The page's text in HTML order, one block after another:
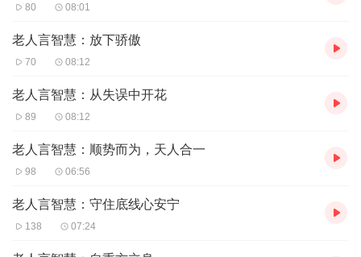
80 08:01
老人言智慧：放下骄傲
70 08:12
老人言智慧：从失误中开花
89 08:12
老人言智慧：顺势而为，天人合一
98 06:56
老人言智慧：守住底线心安宁
138 07:24